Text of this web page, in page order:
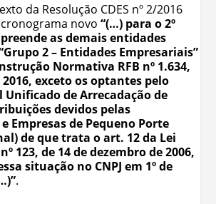
da Resolução CDES nº 2/2016
novo“(…) para o 2º
as demais entidades
2 – Entidades Empresariais”
Normativa RFB nº 1.634,
exceto os optantes pelo
Unificado de Arrecadação de
devidos pelas
Empresas de Pequeno Porte
de que trata o art. 12 da Lei
123, de 14 de dezembro de 2006,
situação no CNPJ em 1º de
.